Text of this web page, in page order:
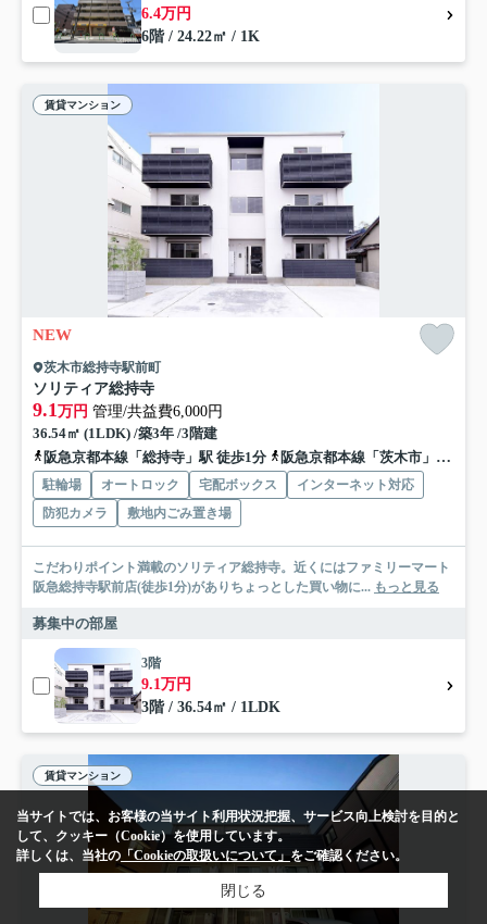
6.4万円
6階 / 24.22㎡ / 1K
賃貸マンション
NEW
茨木市総持寺駅前町
ソリティア総持寺
9.1 万円 管理/共益費6,000円
36.54㎡ (1LDK) /築3年 /3階建
阪急京都本線「総持寺」駅 徒歩1分
阪急京都本線「茨木市」駅 徒歩19分
駐輪場 オートロック 宅配ボックス
インターネット対応
防犯カメラ
敷地内ごみ置き場
こだわりポイント満載のソリティア総持寺。近くにはファミリーマート
阪急総持寺駅前店(徒歩1分)がありちょっとした買い物に... もっと見る
募集中の部屋
3階
9.1万円
3階 / 36.54㎡ / 1LDK
賃貸マンション
当サイトでは、お客様の当サイト利用状況把握、サービス向上検討を目的と
して、クッキー（Cookie）を使用しています。
詳しくは、当社の 「Cookieの取扱いについて」 をご確認ください。
閉じる